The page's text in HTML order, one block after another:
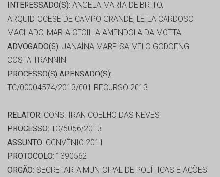
INTERESSADO(S): ANGELA MARIA DE BRITO,
ARQUIDIOCESE DE CAMPO GRANDE, LEILA CARDOSO
MACHADO, MARIA CECILIA AMENDOLA DA MOTTA
ADVOGADO(S): JANAÍNA MARFISA MELO GODOENG
COSTA TRANNIN
PROCESSO(S) APENSADO(S):
TC/00004574/2013/001 RECURSO 2013
RELATOR: CONS. IRAN COELHO DAS NEVES
PROCESSO: TC/5056/2013
ASSUNTO: CONVÊNIO 2011
PROTOCOLO: 1390562
ORGÃO: SECRETARIA MUNICIPAL DE POLÍTICAS E AÇÕES